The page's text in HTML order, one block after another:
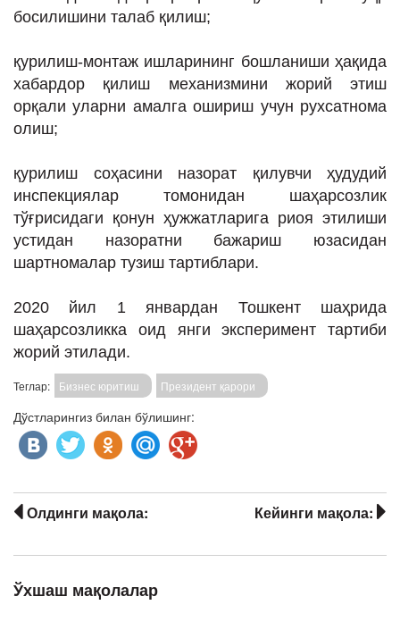
босилишини талаб қилиш;
қурилиш-монтаж ишларининг бошланиши ҳақида
хабардор қилиш механизмини жорий этиш
орқали уларни амалга ошириш учун рухсатнома
олиш;
қурилиш соҳасини назорат қилувчи ҳудудий
инспекциялар томонидан шаҳарсозлик
тўғрисидаги қонун ҳужжатларига риоя этилиши
устидан назоратни бажариш юзасидан
шартномалар тузиш тартиблари.
2020 йил 1 январдан Тошкент шаҳрида
шаҳарсозликка оид янги эксперимент тартиби
жорий этилади.
Теглар: Бизнес юритиш Президент қарори
Дўстларингиз билан бўлишинг:
Кейинги мақола:
Олдинги мақола:
Ўхшаш мақолалар